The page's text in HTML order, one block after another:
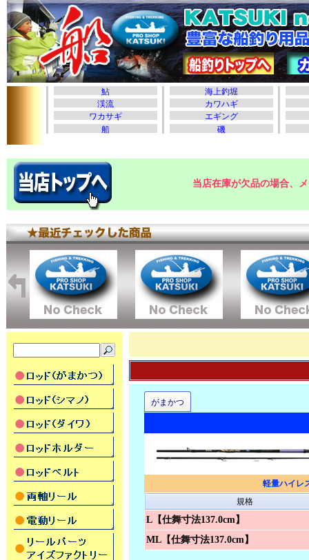
当店在庫が欠品の場合、
がまかつ
軽量ハイレ
規格
L【仕舞寸法137.0cm】
ML【仕舞寸法137.0cm】